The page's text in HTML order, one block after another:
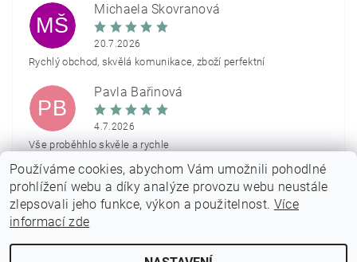
MŠ
Michaela Škovranová
20.7.2026
Rychlý obchod, skvělá komunikace, zboží perfektní
PB
Pavla Bařinová
4.7.2026
Vše proběhhlo skvěle a rychle
Zobrazit další hodnocení
Používáme cookies, abychom Vám umožnili pohodlné
prohlížení webu a díky analýze provozu webu neustále
zlepsovali jeho funkce, výkon a použitelnost. Více
informací zde